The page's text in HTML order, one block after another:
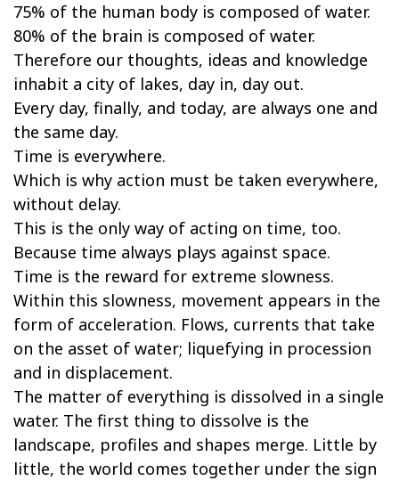
75% of the human body is composed of water.
80% of the brain is composed of water.
Therefore our thoughts, ideas and knowledge
inhabit a city of lakes, day in, day out.
Every day, finally, and today, are always one and
the same day.
Time is everywhere.
Which is why action must be taken everywhere,
without delay.
This is the only way of acting on time, too.
Because time always plays against space.
Time is the reward for extreme slowness.
Within this slowness, movement appears in the
form of acceleration. Flows, currents that take
on the asset of water; liquefying in procession
and in displacement.
The matter of everything is dissolved in a single
water. The first thing to dissolve is the
landscape, profiles and shapes merge. Little by
little, the world comes together under the sign